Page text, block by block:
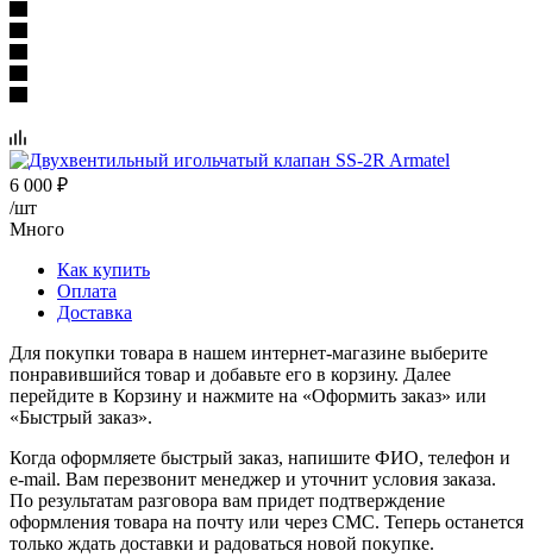
6 000 ₽
/шт
Много
Как купить
Оплата
Доставка
Для покупки товара в нашем интернет-магазине выберите
понравившийся товар и добавьте его в корзину. Далее
перейдите в Корзину и нажмите на «Оформить заказ» или
«Быстрый заказ».
Когда оформляете быстрый заказ, напишите ФИО, телефон и
e-mail. Вам перезвонит менеджер и уточнит условия заказа.
По результатам разговора вам придет подтверждение
оформления товара на почту или через СМС. Теперь останется
только ждать доставки и радоваться новой покупке.